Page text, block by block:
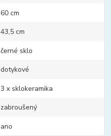
60 cm
43,5 cm
černé sklo
dotykové
3 x sklokeramika
zabroušený
ano